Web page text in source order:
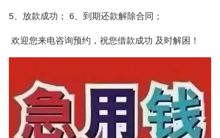
5、放款成功； 6、到期还款解除合同；
欢迎您来电咨询预约，祝您借款成功 及时解困！